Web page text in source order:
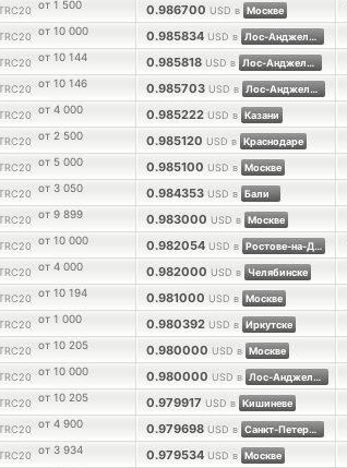
от 1 500 0.986700 USD в Москве
от 10 000 0.985834 USD в Лос-Анджелесе
от 10 144 0.985818 USD в Лос-Анджелесе
от 10 146 0.985703 USD в Лос-Анджелесе
от 4 000 0.985222 USD в Казани
от 2 500 0.985120 USD в Краснодаре
от 5 000 0.985100 USD в Москве
от 3 050 0.984353 USD в Бали
от 9 899 0.983000 USD в Москве
от 10 000 0.982054 USD в Ростове-на-Дону
от 4 000 0.982000 USD в Челябинске
от 10 194 0.981000 USD в Москве
от 1 000 0.980392 USD в Иркутске
от 10 205 0.980000 USD в Москве
от 10 000 0.980000 USD в Лос-Анджелесе
от 10 205 0.979917 USD в Кишиневе
от 4 900 0.979698 USD в Санкт-Петербурге
от 3 934 0.979534 USD в Москве